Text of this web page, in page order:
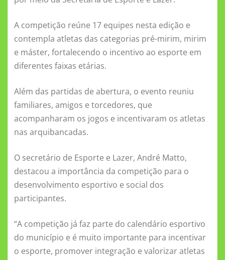
A competição reúne 17 equipes nesta edição e
contempla atletas das categorias pré-mirim, mirim
e máster, fortalecendo o incentivo ao esporte em
diferentes faixas etárias.
Além das partidas de abertura, o evento reuniu
familiares, amigos e torcedores, que
acompanharam os jogos e incentivaram os atletas
nas arquibancadas.
O secretário de Esporte e Lazer, André Matto,
destacou a importância da competição para o
desenvolvimento esportivo e social dos
participantes.
“A competição já faz parte do calendário esportivo
do município e é muito importante para incentivar
o esporte, promover integração e valorizar atletas